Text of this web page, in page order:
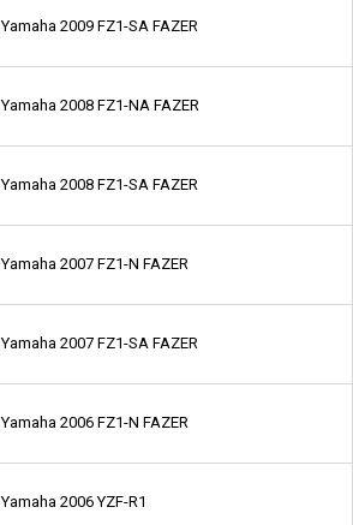
Yamaha 2009 FZ1-SA FAZER
Yamaha 2008 FZ1-NA FAZER
Yamaha 2008 FZ1-SA FAZER
Yamaha 2007 FZ1-N FAZER
Yamaha 2007 FZ1-SA FAZER
Yamaha 2006 FZ1-N FAZER
Yamaha 2006 YZF-R1